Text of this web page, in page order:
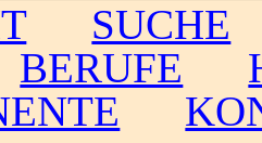
SUCHE
BERUFE